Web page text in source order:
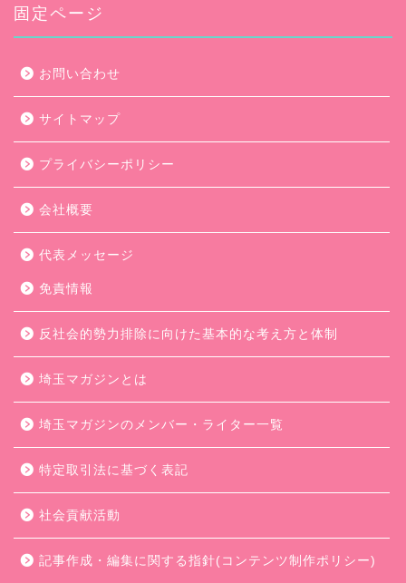
ブ
固定ページ
お問い合わせ
サイトマップ
プライバシーポリシー
会社概要
代表メッセージ
免責情報
反社会的勢力排除に向けた基本的な考え方と体制
埼玉マガジンとは
埼玉マガジンのメンバー・ライター一覧
特定取引法に基づく表記
社会貢献活動
記事作成・編集に関する指針(コンテンツ制作ポリシー)